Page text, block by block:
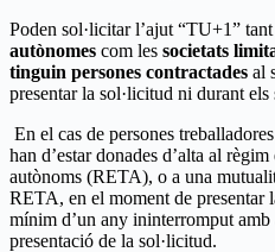
Poden sol·licitar l’ajut “TU+1”
autònomes com les societats
tinguin persones contractades al
presentar la sol·licitud ni durant els
En el cas de persones
han d’estar donades d’alta al
autònoms (RETA), o a una
RETA, en el moment de presentar
mínim d’un any ininterromput amb
presentació de la sol·licitud.